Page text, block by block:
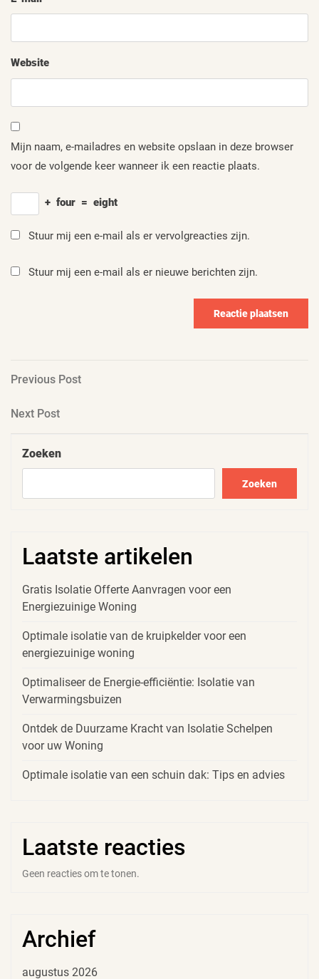
Website
Mijn naam, e-mailadres en website opslaan in deze browser
voor de volgende keer wanneer ik een reactie plaats.
+ four = eight
Stuur mij een e-mail als er vervolgreacties zijn.
Stuur mij een e-mail als er nieuwe berichten zijn.
Berichtnavigatie
Previous
Previous Post
Next
Next Post
Zoeken
Zoeken
Laatste artikelen
Gratis Isolatie Offerte Aanvragen voor een
Energiezuinige Woning
Optimale isolatie van de kruipkelder voor een
energiezuinige woning
Optimaliseer de Energie-efficiëntie: Isolatie van
Verwarmingsbuizen
Ontdek de Duurzame Kracht van Isolatie Schelpen
voor uw Woning
Optimale isolatie van een schuin dak: Tips en advies
Laatste reacties
Geen reacties om te tonen.
Archief
augustus 2026